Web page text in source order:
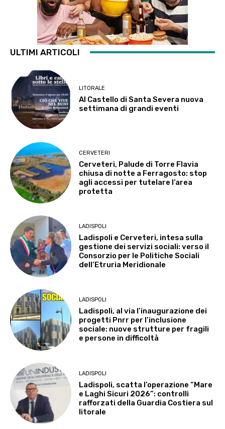
ULTIMI ARTICOLI
LITORALE
Al Castello di Santa Severa nuova
settimana di grandi eventi
CERVETERI
Cerveteri, Palude di Torre Flavia
chiusa di notte a Ferragosto: stop
agli accessi per tutelare l’area
protetta
LADISPOLI
Ladispoli e Cerveteri, intesa sulla
gestione dei servizi sociali: verso il
Consorzio per le Politiche Sociali
dell’Etruria Meridionale
LADISPOLI
Ladispoli, al via l’inaugurazione dei
progetti Pnrr per l’inclusione
sociale: nuove strutture per fragili
e persone in difficoltà
LADISPOLI
Ladispoli, scatta l’operazione “Mare
e Laghi Sicuri 2026”: controlli
rafforzati della Guardia Costiera sul
litorale